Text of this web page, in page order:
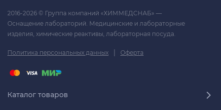
2016-2026 © Группа компаний «ХИММЕДСНАБ» —
Оснащение лабораторий. Медицинские и лабораторные
изделия, химические реактивы, лабораторная посуда.
Политика персональных данных | Оферта
Каталог товаров